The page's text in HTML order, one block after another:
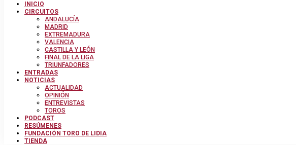
INICIO
CIRCUITOS
ANDALUCÍA
MADRID
EXTREMADURA
VALENCIA
CASTILLA Y LEÓN
FINAL DE LA LIGA
TRIUNFADORES
ENTRADAS
NOTICIAS
ACTUALIDAD
OPINIÓN
ENTREVISTAS
TOROS
PODCAST
RESÚMENES
FUNDACIÓN TORO DE LIDIA
TIENDA